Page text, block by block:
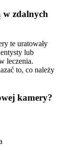
w zdalnych
te uratowały
lub
leczenia.
to, co należy
kamery?